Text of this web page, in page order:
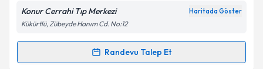
Kişisel verilerimin işlenmesine ilişkinAydınlatma
Konur Cerrahi Tıp Merkezi Haritada Göster
Kükürtlü, Zübeyde Hanım Cd. No:12
Randevu Talep Et
Randevu Takvimi Talebi